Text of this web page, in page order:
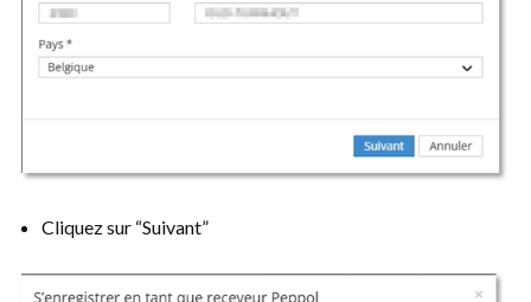
Cliquez sur “Suivant”